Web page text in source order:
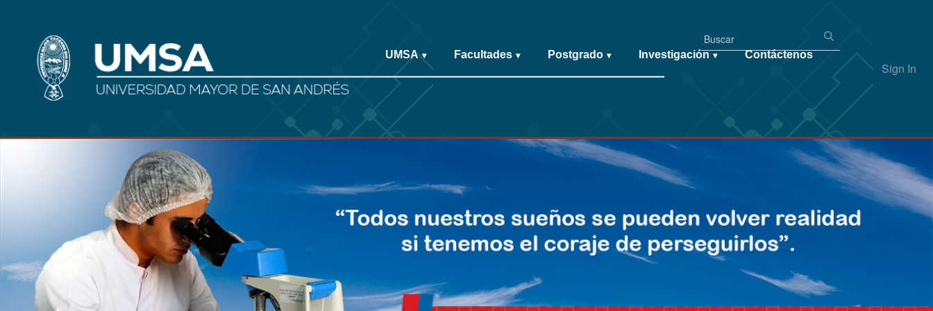
Sign In
UMSA ▾ Facultades ▾ Postgrado ▾ Investigación ▾ Contáctenos